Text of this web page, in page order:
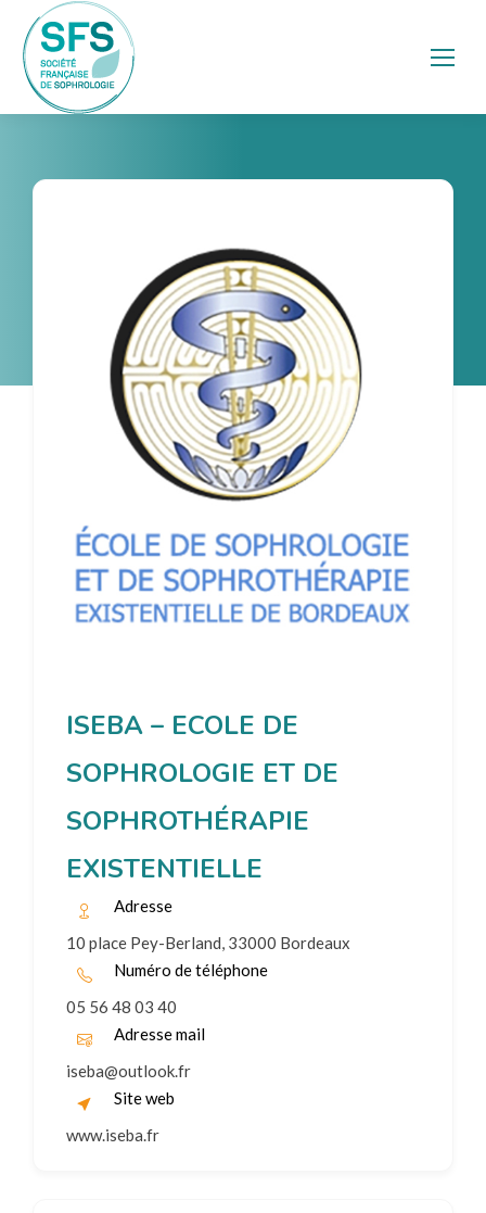
ISEBA – ECOLE DE
SOPHROLOGIE ET DE
SOPHROTHÉRAPIE
EXISTENTIELLE
Adresse
10 place Pey-Berland, 33000 Bordeaux
Numéro de téléphone
05 56 48 03 40
Adresse mail
iseba@outlook.fr
Site web
www.iseba.fr